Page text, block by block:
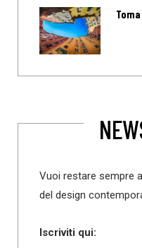
Vuoi restare sempre
del design
Iscriviti qui: